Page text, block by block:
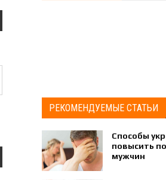
РЕКОМЕНДУЕМЫЕ СТАТЬИ
Способы
повысить
мужчин